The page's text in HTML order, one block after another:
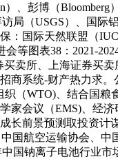
）、彭博（
局（USGS）、国际
：国际天然联盟（
等图表38：2021-
卖所、上海证券买
商系统-财产热力求
（WTO)、结合国粮
家会议（EMS)、经
长前景预测取投资
国航空运输协会、中
国钠离子电池行业